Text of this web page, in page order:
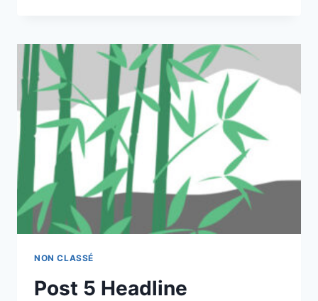
NON CLASSÉ
Post 5 Headline